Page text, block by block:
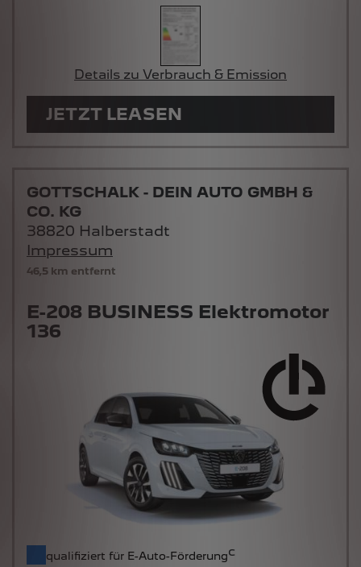
Details zu Verbrauch & Emission
JETZT LEASEN
46,5 km entfernt
E-208 BUSINESS Elektromotor
136
qualifiziert für E-Auto-Förderungc
GOTTSCHALK - DEIN AUTO GMBH &
CO. KG
38820 Halberstadt
Impressum